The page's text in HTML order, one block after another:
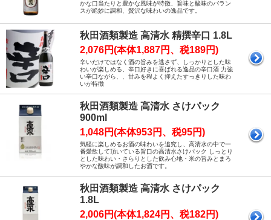
かな口当たりと豊かな風味が特徴、旨味と酸味のバラン
スが絶妙に調和、贅沢な味わいの逸品です。
秋田酒類製造 高清水 精撰辛口 1.8L
2,076円(本体1,887円、税189円)
辛いだけではなく酒の旨みを逃さず、しっかりとした味
わいが楽しめる、辛口好きに喜ばれる逸品の辛口酒 力強
い辛口ながら、、甘みを程よく抑えたすっきりした味わ
いが特徴
秋田酒類製造 高清水 さけパック
900ml
1,048円(本体953円、税95円)
気軽に楽しめるお酒の味わいを追究し、高清水の中で一
番愛飲して頂いている旨口の高清水さけパック しっとり
とした味わい・さらりとした飲み心地・米の旨みとまろ
やかな酸味が調和したお酒です。
秋田酒類製造 高清水 さけパック
1.8L
2,006円(本体1,824円、税182円)